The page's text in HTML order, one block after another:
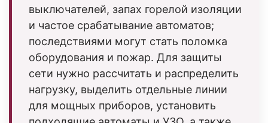
выключателей, запах горелой изоляции
и частое срабатывание автоматов;
последствиями могут стать поломка
оборудования и пожар. Для защиты
сети нужно рассчитать и распределить
нагрузку, выделить отдельные линии
для мощных приборов, установить